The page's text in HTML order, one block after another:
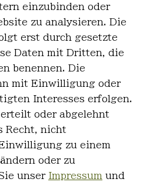
einzubinden oder
zu analysieren. Die
erst durch gesetzte
Daten mit Dritten, die
benennen. Die
mit Einwilligung oder
Interesses erfolgen.
oder abgelehnt
Recht, nicht
zu einem
oder zu
unser Impressum und